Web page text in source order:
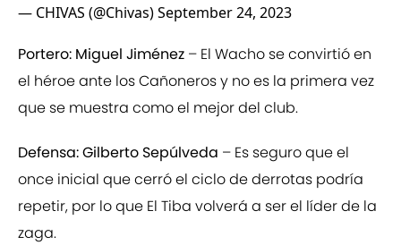
— CHIVAS (@Chivas)September 24, 2023
Portero: Miguel Jiménez – El Wacho se convirtió en
el héroe ante los Cañoneros y no es la primera vez
que se muestra como el mejor del club.
Defensa: Gilberto Sepúlveda – Es seguro que el
once inicial que cerró el ciclo de derrotas podría
repetir, por lo que El Tiba volverá a ser el líder de la
zaga.